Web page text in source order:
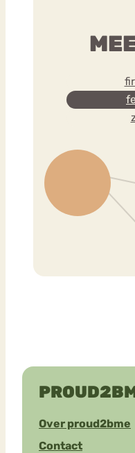
Over proud2bme
Contact